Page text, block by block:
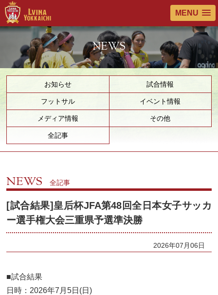
MENU
NEWS
お知らせ 試合情報
フットサル イベント情報
メディア情報 その他
全記事
NEWS 全記事
[試合結果]皇后杯JFA第48回全日本女子サッカ
ー選手権大会三重県予選準決勝
2026年07月06日
■試合結果
日時：2026年7月5日(日)